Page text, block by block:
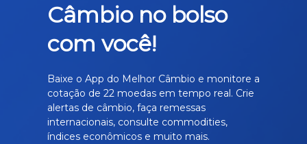
Câmbio no bolso
com você!
Baixe o App do Melhor Câmbio e monitore a
cotação de 22 moedas em tempo real. Crie
alertas de câmbio, faça remessas
internacionais, consulte commodities,
índices econômicos e muito mais.